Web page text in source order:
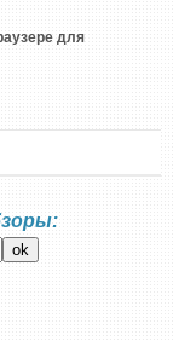
для